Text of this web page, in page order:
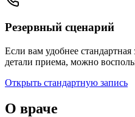
Резервный сценарий
Если вам удобнее
детали приема, можно
Открыть стандартную запись
О враче